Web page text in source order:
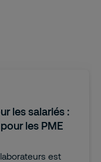
les salariés :
les PME
est